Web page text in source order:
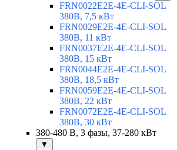
FRN0022E2E-4E-CLI-SOL
380В, 7,5 кВт
FRN0029E2E-4E-CLI-SOL
380В, 11 кВт
FRN0037E2E-4E-CLI-SOL
380В, 15 кВт
FRN0044E2E-4E-CLI-SOL
380В, 18,5 кВт
FRN0059E2E-4E-CLI-SOL
380В, 22 кВт
FRN0072E2E-4E-CLI-SOL
380В, 30 кВт
380-480 В, 3 фазы, 37-280 кВт
▼